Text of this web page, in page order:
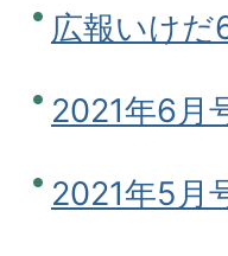
広報いけだ
2021年6月
2021年5月